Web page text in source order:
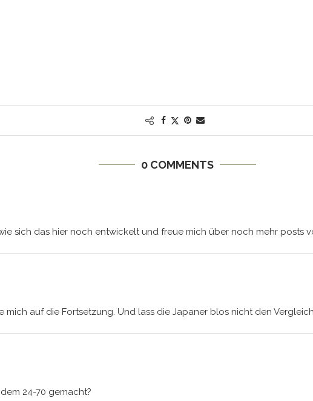
0 COMMENTS
sich das hier noch entwickelt und freue mich über noch mehr posts
mich auf die Fortsetzung. Und lass die Japaner blos nicht den
24-70 gemacht?